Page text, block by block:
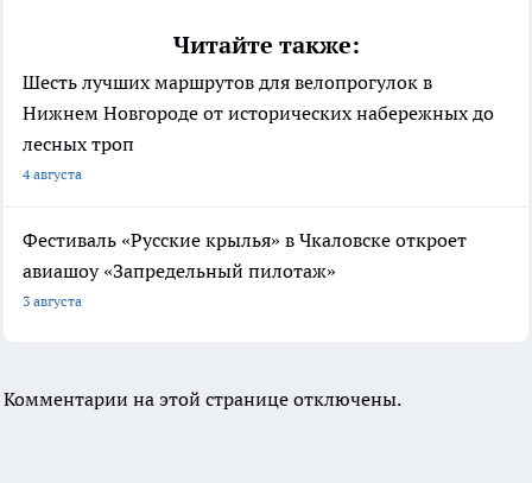
Читайте также:
Шесть лучших маршрутов для велопрогулок в
Нижнем Новгороде от исторических набережных до
лесных троп
4 августа
Фестиваль «Русские крылья» в Чкаловске откроет
авиашоу «Запредельный пилотаж»
3 августа
Комментарии на этой странице отключены.